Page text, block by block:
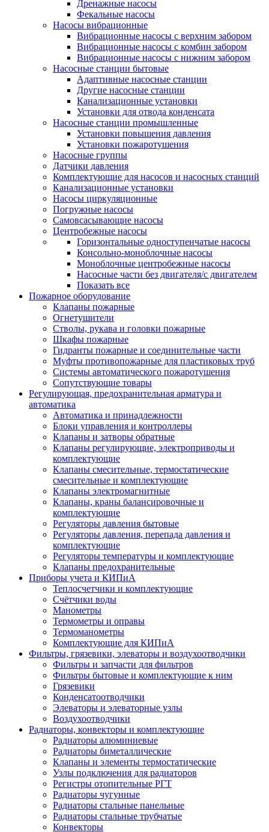
Дренажные насосы
Фекальные насосы
Насосы вибрационные
Вибрационные насосы с верхним забором
Вибрационные насосы с комбин забором
Вибрационные насосы с нижним забором
Насосные станции бытовые
Адаптивные насосные станции
Другие насосные станции
Канализационные установки
Установки для отвода конденсата
Насосные станции промышленные
Установки повышения давления
Установки пожаротушения
Насосные группы
Датчики давления
Комплектующие для насосов и насосных станций
Канализационные установки
Насосы циркуляционные
Погружные насосы
Самовсасывающие насосы
Центробежные насосы
Горизонтальные одноступенчатые насосы
Консольно-моноблочные насосы
Моноблочные центробежные насосы
Насосные части без двигателя/с двигателем
Показать все
Пожарное оборудование
Клапаны пожарные
Огнетушители
Стволы, рукава и головки пожарные
Шкафы пожарные
Гидранты пожарные и соединительные части
Муфты противопожарные для пластиковых труб
Системы автоматического пожаротушения
Сопутствующие товары
Регулирующая, предохранительная арматура и
автоматика
Автоматика и принадлежности
Блоки управления и контроллеры
Клапаны и затворы обратные
Клапаны регулирующие, электроприводы и
комплектующие
Клапаны смесительные, термостатические
смесительные и комплектующие
Клапаны электромагнитные
Клапаны, краны балансировочные и
комплектующие
Регуляторы давления бытовые
Регуляторы давления, перепада давления и
комплектующие
Регуляторы температуры и комплектующие
Клапаны предохранительные
Приборы учета и КИПиА
Теплосчетчики и комплектующие
Счётчики воды
Манометры
Термометры и оправы
Термоманометры
Комплектующие для КИПиА
Фильтры, грязевики, элеваторы и воздухоотводчики
Фильтры и запчасти для фильтров
Фильтры бытовые и комплектующие к ним
Грязевики
Конденсатоотводчики
Элеваторы и элеваторные узлы
Воздухоотводчики
Радиаторы, конвекторы и комплектующие
Радиаторы алюминиевые
Радиаторы биметаллические
Клапаны и элементы термостатические
Узлы подключения для радиаторов
Регистры отопительные РГТ
Радиаторы чугунные
Радиаторы стальные панельные
Радиаторы стальные трубчатые
Конвекторы